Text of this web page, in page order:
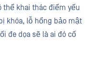
thể khai thác điểm yếu
khóa, lỗ hổng bảo mật
đe dọa sẽ là ai đó cố